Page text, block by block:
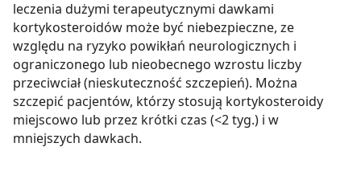
leczenia dużymi terapeutycznymi dawkami
kortykosteroidów może być niebezpieczne, ze
względu na ryzyko powikłań neurologicznych i
ograniczonego lub nieobecnego wzrostu liczby
przeciwciał (nieskuteczność szczepień). Można
szczepić pacjentów, którzy stosują kortykosteroidy
miejscowo lub przez krótki czas (<2 tyg.) i w
mniejszych dawkach.